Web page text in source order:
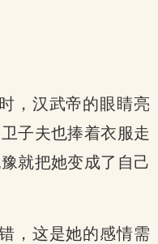
，汉武帝的眼睛亮
子夫也捧着衣服走
就把她变成了自己
，这是她的感情需